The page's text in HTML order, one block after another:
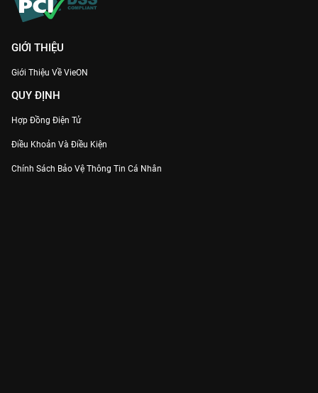
GIỚI THIỆU
Giới Thiệu Về VieON
QUY ĐỊNH
Hợp Đồng Điện Tử
Điều Khoản Và Điều Kiện
Chính Sách Bảo Vệ Thông Tin Cá Nhân